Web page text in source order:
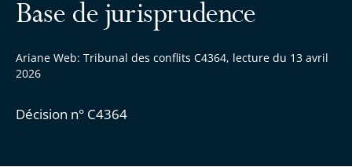
Base de jurisprudence
Ariane Web: Tribunal des conflits C4364, lecture du 13 avril
2026
Décision n° C4364